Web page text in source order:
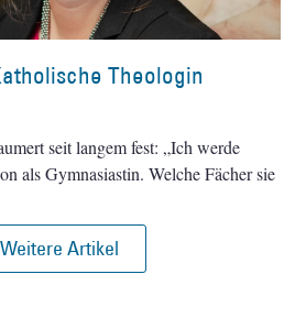
Theologin
seit langem fest: „Ich werde
als Gymnasiastin. Welche Fächer sie
Weitere Artikel